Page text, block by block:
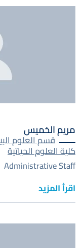
مريم الخميس
قسم العلوم
كلية العلوم الحياتية
Administrative Staff
اقرأ المزيد